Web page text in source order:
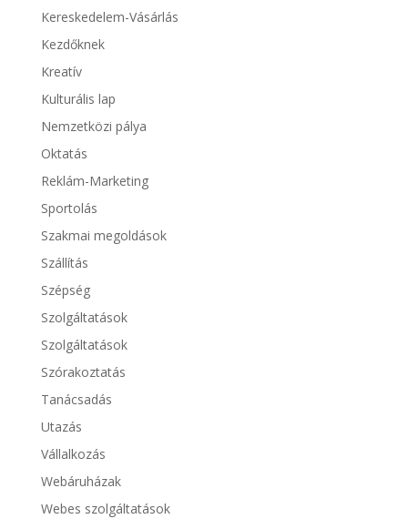
Kereskedelem-Vásárlás
Kezdőknek
Kreatív
Kulturális lap
Nemzetközi pálya
Oktatás
Reklám-Marketing
Sportolás
Szakmai megoldások
Szállítás
Szépség
Szolgáltatások
Szolgáltatások
Szórakoztatás
Tanácsadás
Utazás
Vállalkozás
Webáruházak
Webes szolgáltatások